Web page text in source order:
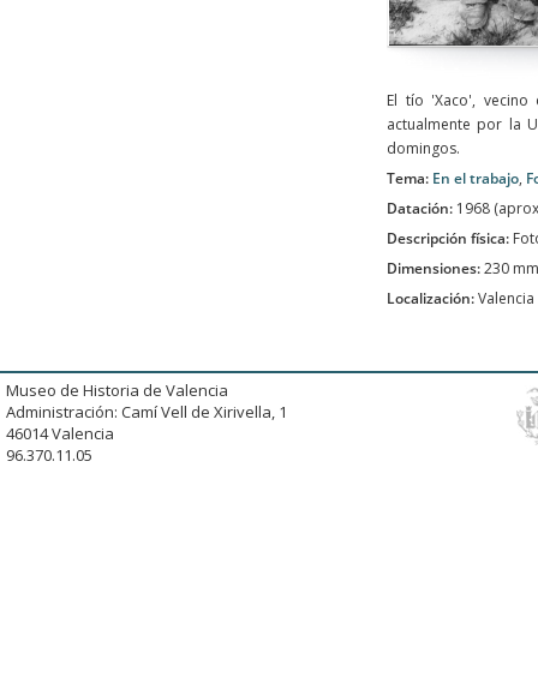
El tío 'Xaco',
actualmente por la
domingos.
Tema: En el trabajo,
Datación: 1968
Descripción física:
Dimensiones:230
Localización:Valencia
Museo de Historia de Valencia
Administración: Camí Vell de Xirivella, 1
46014 Valencia
96.370.11.05